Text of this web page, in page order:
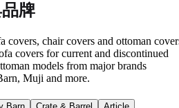
牌
covers, chair covers and ottoman
covers for current and discontinued
models from major brands
Muji and more.